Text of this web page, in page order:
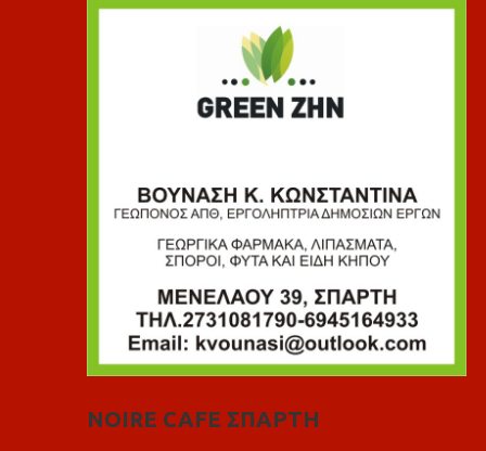
NOIRE CAFE ΣΠΑΡΤΗ